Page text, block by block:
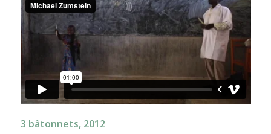
3 bâtonnets, 2012